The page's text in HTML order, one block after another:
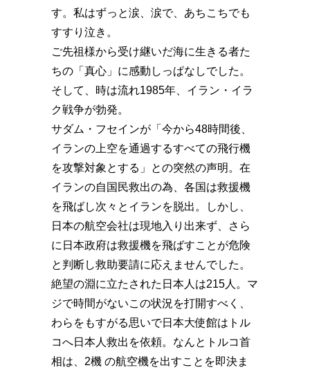
す。私はずっと涙、涙で、あちこちでも
すすり泣き。
ご先祖様から受け継いだ海に生きる者た
ちの「真心」に感動しっぱなしでした。
そして、時は流れ1985年、イラン・イラ
ク戦争が勃発。
サダム・フセインが「今から48時間後、
イランの上空を通過するすべての飛行機
を攻撃対象とする」との突然の声明。在
イランの自国民救出の為、各国は救援機
を飛ばし次々とイランを脱出。しかし、
日本の航空会社は現地入り出来ず、さら
に日本政府は救援機を飛ばすことが危険
と判断し救助要請に応えませんでした。
絶望の淵に立たされた日本人は215人。マ
ジで時間がない️この状況を打開すべく、
わらをもすがる思いで日本大使館はトル
コへ日本人救出を依頼。なんとトルコ首
相は、2機 の航空機を出すことを即決️ま